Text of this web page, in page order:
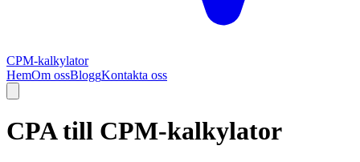
CPM-kalkylator
HemOm ossBloggKontakta oss
CPA till CPM-kalkylator